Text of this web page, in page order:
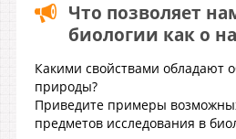
Что позволяет
биологии как о
Какими свойствами обладают
природы?
Приведите примеры
предметов исследования в